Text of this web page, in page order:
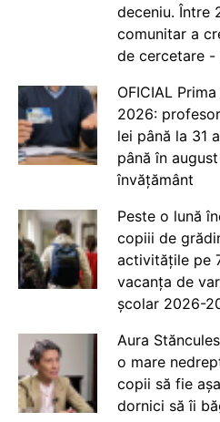
deceniu. Între
comunitar a
de cercetare -
OFICIAL
2026:
lei până la 31
până în
învățământ
Peste o lună
copiii de
activitățile pe
vacanța de
școlar 2026-
Aura
o mare
copii să fie
dornici să îi